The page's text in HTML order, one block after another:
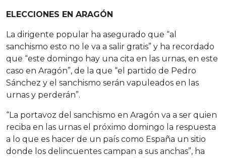
ELECCIONES EN ARAGÓN
La dirigente popular ha asegurado que “al
sanchismo esto no le va a salir gratis” y ha recordado
que “este domingo hay una cita en las urnas, en este
caso en Aragón”, de la que “el partido de Pedro
Sánchez y el sanchismo serán vapuleados en las
urnas y perderán”.
“La portavoz del sanchismo en Aragón va a ser quien
reciba en las urnas el próximo domingo la respuesta
a lo que es hacer de un país como España un sitio
donde los delincuentes campan a sus anchas”, ha